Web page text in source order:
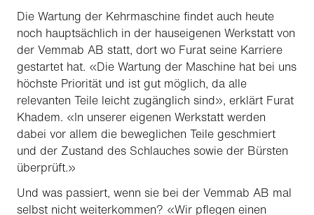
Die Wartung der Kehrmaschine findet auch heute
noch hauptsächlich in der hauseigenen Werkstatt von
der Vemmab AB statt, dort wo Furat seine Karriere
gestartet hat. «Die Wartung der Maschine hat bei uns
höchste Priorität und ist gut möglich, da alle
relevanten Teile leicht zugänglich sind», erklärt Furat
Khadem. «In unserer eigenen Werkstatt werden
dabei vor allem die beweglichen Teile geschmiert
und der Zustand des Schlauches sowie der Bürsten
überprüft.»
Und was passiert, wenn sie bei der Vemmab AB mal
selbst nicht weiterkommen? «Wir pflegen einen